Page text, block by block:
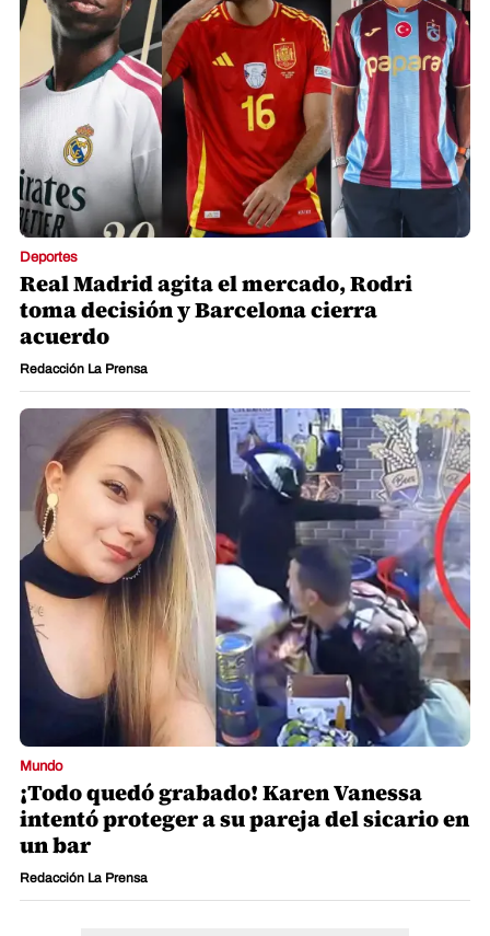
Deportes
Real Madrid agita el mercado, Rodri
toma decisión y Barcelona cierra
acuerdo
Redacción La Prensa
Mundo
¡Todo quedó grabado! Karen Vanessa
intentó proteger a su pareja del sicario en
un bar
Redacción La Prensa